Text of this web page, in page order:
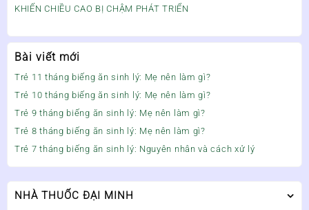
KHIẾN CHIỀU CAO BỊ CHẬM PHÁT TRIỂN
Bài viết mới
Trẻ 11 tháng biếng ăn sinh lý: Mẹ nên làm gì?
Trẻ 10 tháng biếng ăn sinh lý: Mẹ nên làm gì?
Trẻ 9 tháng biếng ăn sinh lý: Mẹ nên làm gì?
Trẻ 8 tháng biếng ăn sinh lý: Mẹ nên làm gì?
Trẻ 7 tháng biếng ăn sinh lý: Nguyên nhân và cách xử lý
NHÀ THUỐC ĐẠI MINH